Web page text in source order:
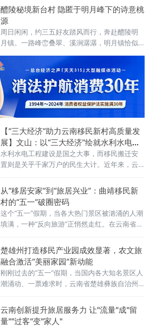
绿化黄金时节，全面启动街道、村屯、道路沿
线全域绿化美化行动，通过大规模植绿、美
化、精细管护，镇村环境面貌焕然一新，生态
宜居品质持续升级。本次绿化工作坚持全域统
筹、科学布局，打破镇村区域界限，一体化规
划推进绿化建设。全镇
醴陵秘境新台村 隐匿于明月峰下的诗意桃
源
周日闲闲，约三五好友踏风而行，奔赴醴陵明
月镇。一路峰峦叠翠、溪涧潺潺，明月镇恰似
灵秀。待脚步轻叩新台村的那一刻，便懂何
为“明珠缀星”——这座坐拥醴陵之巅的古村，正
是镶嵌在明月镇肌理上，最璀璨动人的那一缕
光。明月镇的高山村落中，彰仙岭、军山早已
声名远播，新台村却似隐于深山的雅士，不事
张扬，静卧在群山褶皱间，守着一方世外桃源
的静谧。它的独特，先藏在醴陵“屋
【“三大经济”助力云南移民新村高质量发
展】文山：以“三大经济”绘就水利水电移
民幸福新图景
水利水电工程建设是国之大事，而移民搬迁安
置则是关乎千家万户的民生大计。近年来，云
济”战略部署，将大中型水利水电移民搬迁安置
与县域产业升级深度融合，不仅让移民群众“搬
得出、稳得住”，更走出了一条具有边境特色的
移民安居乐业与致富奔小康的新路子。
从“移居安家”到“旅居兴业”：曲靖移民新
村的“五一”破圈密码
这个“五一”假期，当各大热门景区被汹涌的人潮
填满，一种“反向旅游”正悄然走红。在云南省曲
的“移民新村”，凭借得天独厚的生态底色与浓郁
的烟火气，华丽转身为宜居宜业的“旅居村”，迎
来了久违的沸腾人气。
楚雄州打造移民产业园成效显著，农文旅
融合激活“美丽家园”新动能
刚刚过去的“五一”假期，当国内各大知名景区人
潮涌动、一票难求时，云南省楚雄彝族自治州
南、四川、广东等地的“反向旅游”客群。
云南创新提升旅居服务力 让"流量"成"留
量""过客"变"家人"